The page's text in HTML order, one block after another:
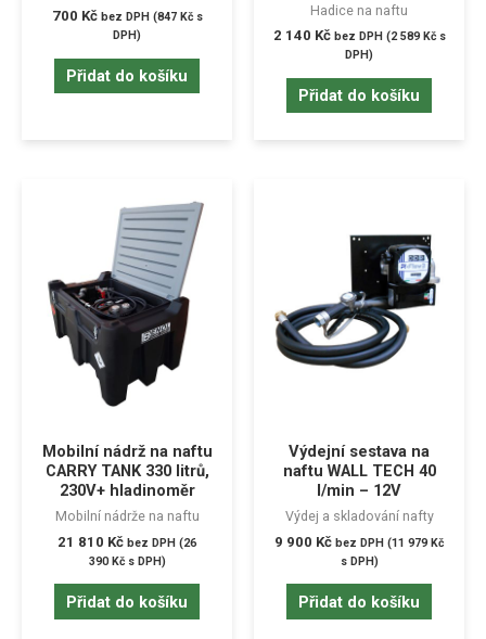
700 Kč bez DPH (847 Kčs
DPH)
Přidat do košíku
Hadice na naftu
2 140 Kč bez DPH (2 589Kčs
DPH)
Přidat do košíku
Mobilní nádrž na naftu
CARRY TANK 330 litrů,
230V+ hladinoměr
Mobilní nádrže na naftu
21 810 Kč bez DPH (26
390Kčs DPH)
Přidat do košíku
Výdejní sestava na
naftu WALL TECH 40
l/min – 12V
Výdej a skladování nafty
9 900 Kč bez DPH (11 979Kč
s DPH)
Přidat do košíku